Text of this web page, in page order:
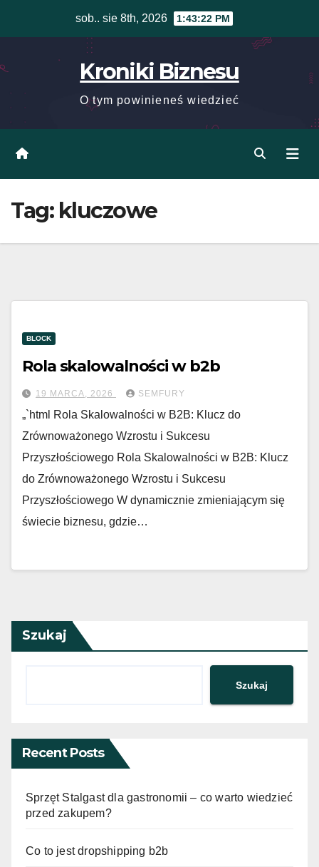
sob.. sie 8th, 2026 1:43:22 PM
Kroniki Biznesu
O tym powinieneś wiedzieć
Tag: kluczowe
BLOCK
Rola skalowalności w b2b
19 MARCA, 2026 SEMFURY
„`html Rola Skalowalności w B2B: Klucz do
Zrównoważonego Wzrostu i Sukcesu
Przyszłościowego Rola Skalowalności w B2B: Klucz
do Zrównoważonego Wzrostu i Sukcesu
Przyszłościowego W dynamicznie zmieniającym się
świecie biznesu, gdzie…
Szukaj
Szukaj
Recent Posts
Sprzęt Stalgast dla gastronomii – co warto wiedzieć
przed zakupem?
Co to jest dropshipping b2b